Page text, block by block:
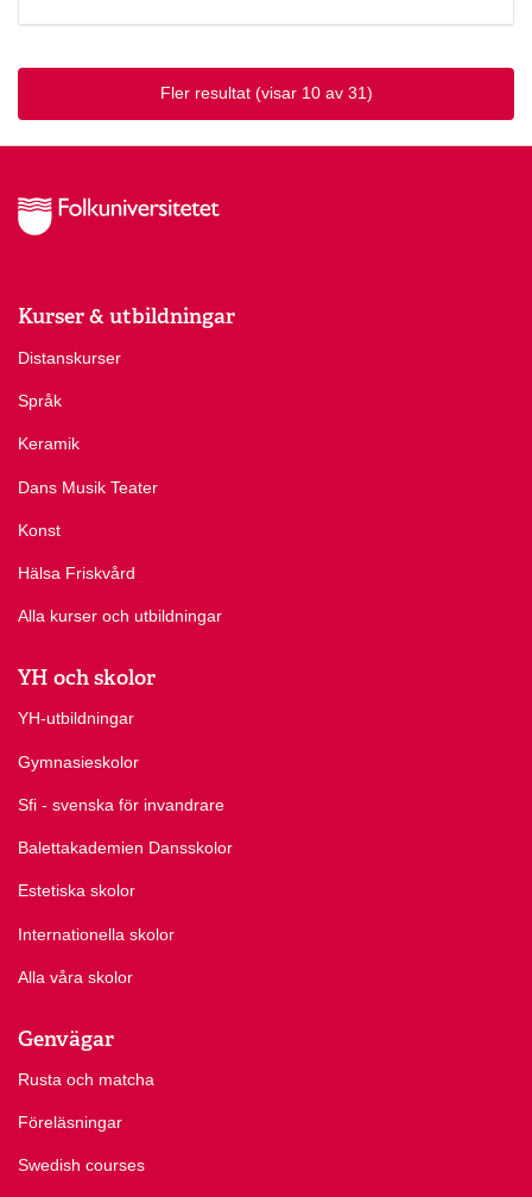
Fler resultat (visar 10 av 31)
Kurser & utbildningar
Distanskurser
Språk
Keramik
Dans Musik Teater
Konst
Hälsa Friskvård
Alla kurser och utbildningar
YH och skolor
YH-utbildningar
Gymnasieskolor
Sfi - svenska för invandrare
Balettakademien Dansskolor
Estetiska skolor
Internationella skolor
Alla våra skolor
Genvägar
Rusta och matcha
Föreläsningar
Swedish courses